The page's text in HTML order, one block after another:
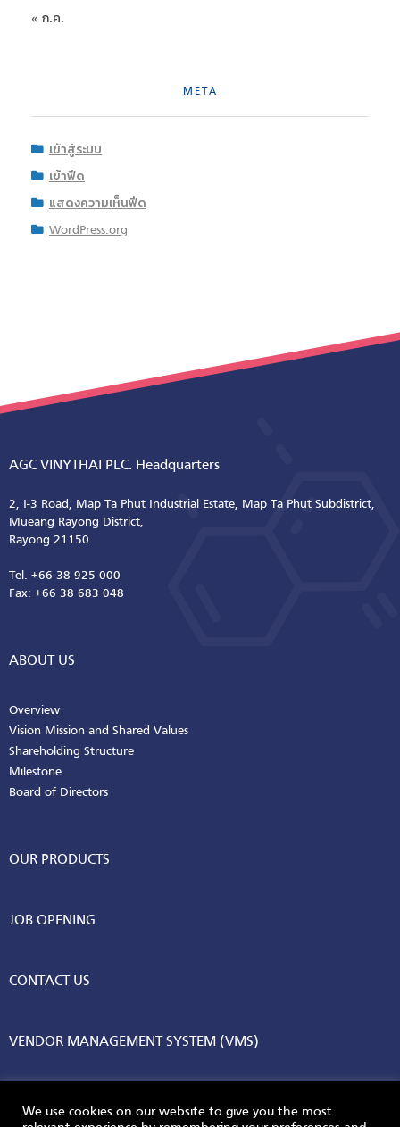
« ก.ค.
META
เข้าสู่ระบบ
เข้าฟีด
แสดงความเห็นฟีด
WordPress.org
AGC VINYTHAI PLC. Headquarters
2, I-3 Road, Map Ta Phut Industrial Estate, Map Ta Phut Subdistrict,
Mueang Rayong District,
Rayong 21150
Tel. +66 38 925 000
Fax: +66 38 683 048
ABOUT US
Overview
Vision Mission and Shared Values
Shareholding Structure
Milestone
Board of Directors
OUR PRODUCTS
JOB OPENING
CONTACT US
VENDOR MANAGEMENT SYSTEM (VMS)
We use cookies on our website to give you the most